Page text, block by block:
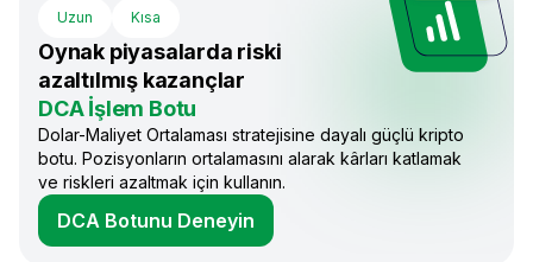
Uzun Kısa
Oynak piyasalarda riski
azaltılmış kazançlar
DCA İşlem Botu
Dolar-Maliyet Ortalaması stratejisine dayalı güçlü kripto
botu. Pozisyonların ortalamasını alarak kârları katlamak
ve riskleri azaltmak için kullanın.
DCA Botunu Deneyin